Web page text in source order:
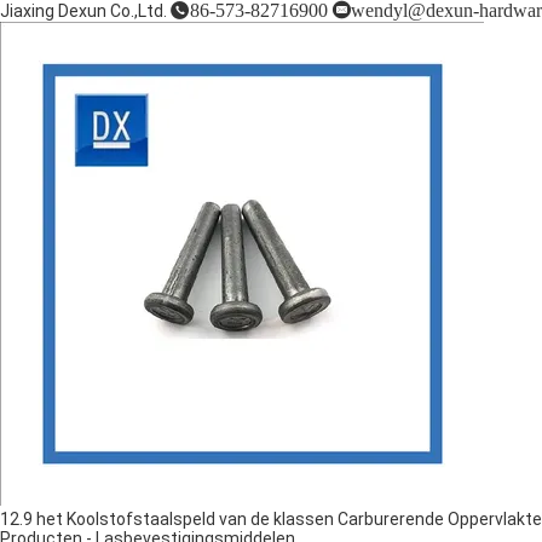
Jiaxing Dexun Co.,Ltd. 86-573-82716900 wendyl@dexun-
12.9 het Koolstofstaalspeld van de klassen Carburerende